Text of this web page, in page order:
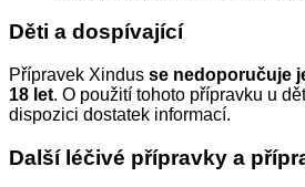
Děti a dospívající
Přípravek Xindus se nedoporučuje
18 let. O použití tohoto přípravku u
dispozici dostatek informací.
Další léčivé přípravky a